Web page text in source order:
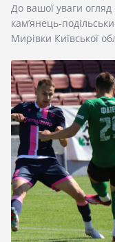
До вашої уваги
кам’янець-
Мирівки Київської